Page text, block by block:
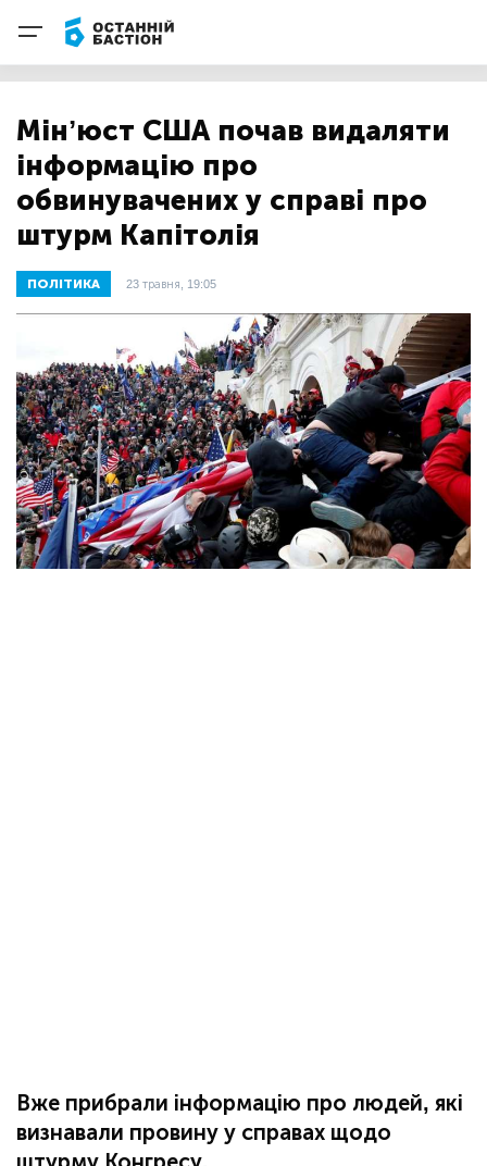
Мінʼюст США почав видаляти
інформацію про
обвинувачених у справі про
штурм Капітолія
ПОЛІТИКА 23 травня, 19:05
Вже прибрали інформацію про людей, які
визнавали провину у справах щодо